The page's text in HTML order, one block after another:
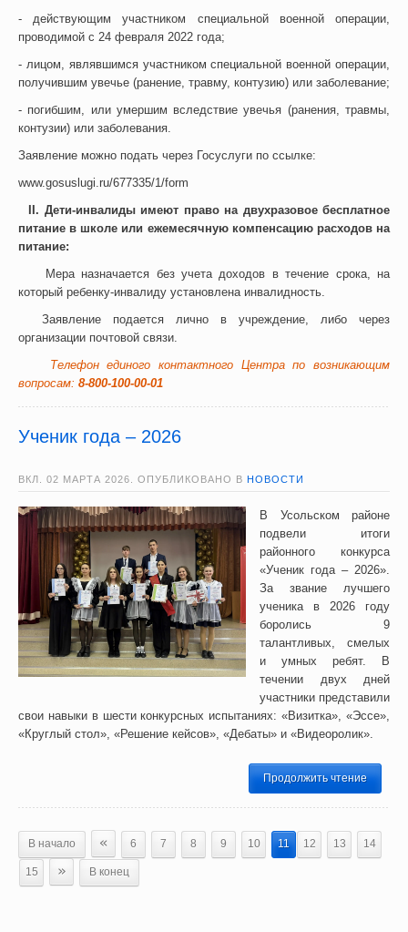
- действующим участником специальной военной операции,
проводимой с 24 февраля 2022 года;
- лицом, являвшимся участником специальной военной операции,
получившим увечье (ранение, травму, контузию) или заболевание;
- погибшим, или умершим вследствие увечья (ранения, травмы,
контузии) или заболевания.
Заявление можно подать через Госуслуги по ссылке:
www.gosuslugi.ru/677335/1/form
II. Дети-инвалиды имеют право на двухразовое бесплатное
питание в школе или ежемесячную компенсацию расходов на
питание:
Мера назначается без учета доходов в течение срока, на
который ребенку-инвалиду установлена инвалидность.
Заявление подается лично в учреждение, либо через
организации почтовой связи.
Телефон единого контактного Центра по возникающим
вопросам: 8-800-100-00-01
Ученик года – 2026
ВКЛ. 02 МАРТА 2026 . ОПУБЛИКОВАНО В НОВОСТИ
В Усольском районе
подвели итоги
районного конкурса
«Ученик года – 2026».
За звание лучшего
ученика в 2026 году
боролись 9
талантливых, смелых
и умных ребят. В
течении двух дней
участники представили
свои навыки в шести конкурсных испытаниях: «Визитка», «Эссе»,
«Круглый стол», «Решение кейсов», «Дебаты» и «Видеоролик».
Продолжить чтение
В начало « 6 7 8 9 10 11 12 13 14
15 » В конец